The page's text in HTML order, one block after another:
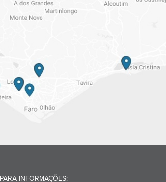
PARA INFORMAÇÕES: